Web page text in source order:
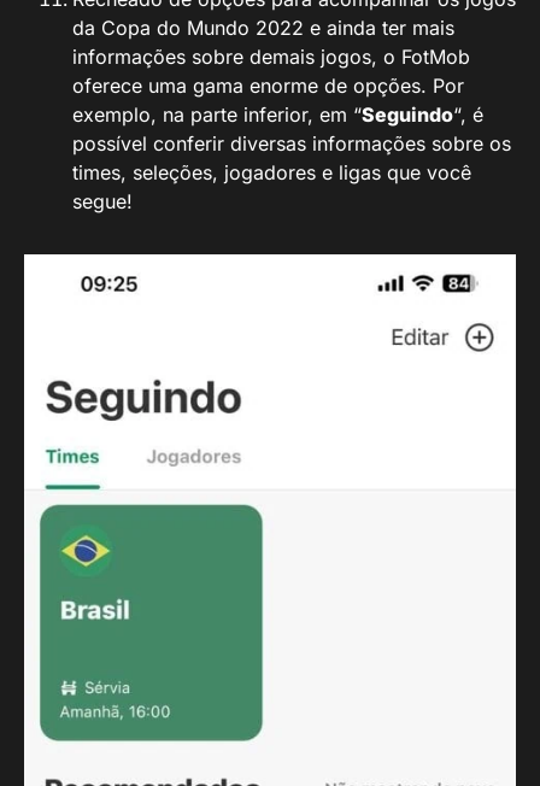
da Copa do Mundo 2022 e ainda ter mais
informações sobre demais jogos, o FotMob
oferece uma gama enorme de opções. Por
exemplo, na parte inferior, em “Seguindo“, é
possível conferir diversas informações sobre os
times, seleções, jogadores e ligas que você
segue!